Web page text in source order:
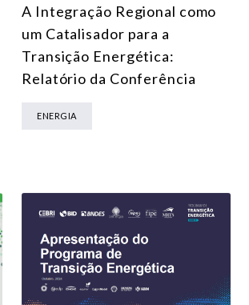
A Integração Regional como
um Catalisador para a
Transição Energética:
Relatório da Conferência
ENERGIA